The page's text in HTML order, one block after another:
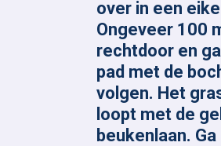
over in een
Ongeveer 100
rechtdoor en
pad met de
volgen. Het
loopt met de
beukenlaan.